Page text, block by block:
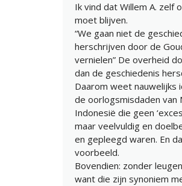
Ik vind dat Willem A. zelf
moet blijven.
“We gaan niet de
herschrijven door de
vernielen” De overheid
dan de geschiedenis
Daarom weet nauwelijks
de oorlogsmisdaden van
Indonesië die geen
maar veelvuldig en
en gepleegd waren. En
voorbeeld.
Bovendien: zonder
want die zijn synoniem